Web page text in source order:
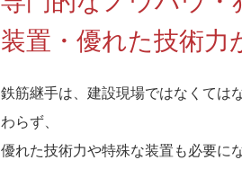
装置・優れた技術力
鉄筋継手は、建設現場ではなくては
わらず、
優れた技術力や特殊な装置も必要に